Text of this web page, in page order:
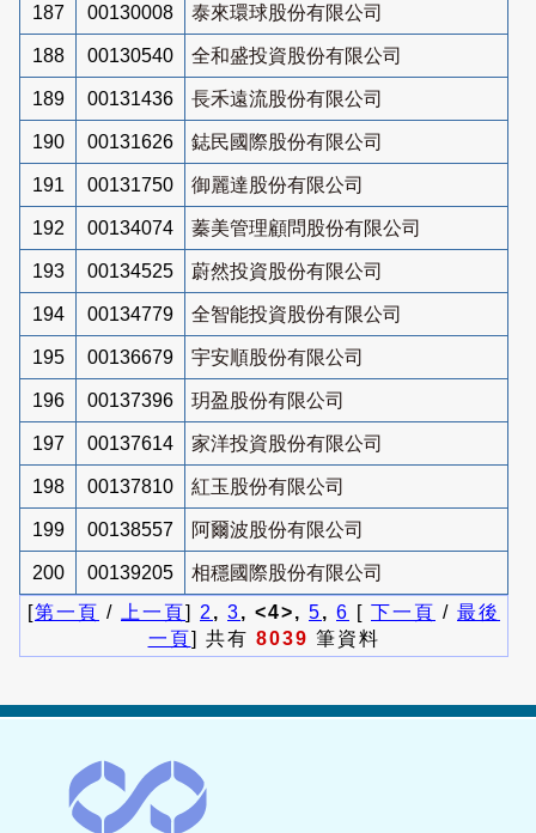
187 00130008 泰來環球股份有限公司
188 00130540 全和盛投資股份有限公司
189 00131436 長禾遠流股份有限公司
190 00131626 鋕民國際股份有限公司
191 00131750 御麗達股份有限公司
192 00134074 蓁美管理顧問股份有限公司
193 00134525 蔚然投資股份有限公司
194 00134779 全智能投資股份有限公司
195 00136679 宇安順股份有限公司
196 00137396 玥盈股份有限公司
197 00137614 家洋投資股份有限公司
198 00137810 紅玉股份有限公司
199 00138557 阿爾波股份有限公司
200 00139205
相穩國際股份有限公司
[第一頁 / 上一頁] 2 , 3, <4>, 5, 6 [ 下一頁 / 最後
一頁] 共有 8039 筆資料